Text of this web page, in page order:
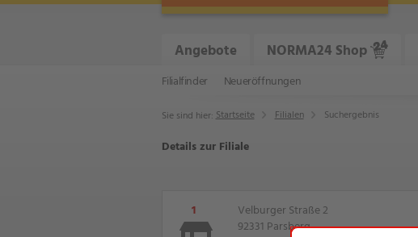
Angebote NORMA24 Shop
Filialfinder Neueröffnungen
Sie sind hier: Startseite Filialen Suchergebnis
Details zur Filiale
1
Velburger Straße 2
92331 Parsberg